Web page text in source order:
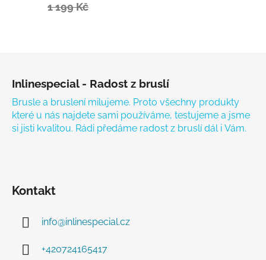
1 199 Kč
Inlinespecial - Radost z bruslí
Brusle a bruslení milujeme. Proto všechny produkty
které u nás najdete sami používáme, testujeme a jsme
si jisti kvalitou. Rádi předáme radost z bruslí dál i Vám.
Kontakt
info@inlinespecial.cz
+420724165417